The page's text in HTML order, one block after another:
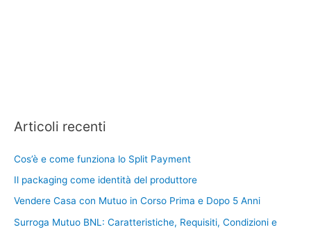
Articoli recenti
Cos’è e come funziona lo Split Payment
Il packaging come identità del produttore
Vendere Casa con Mutuo in Corso Prima e Dopo 5 Anni
Surroga Mutuo BNL: Caratteristiche, Requisiti, Condizioni e